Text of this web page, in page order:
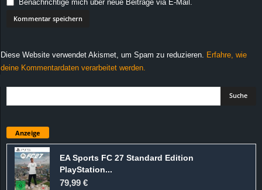
Benachrichtige mich über neue Beiträge via E-Mail.
Diese Website verwendet Akismet, um Spam zu reduzieren.
Erfahre, wie
deine Kommentardaten verarbeitet werden.
Anzeige
EA Sports FC 27 Standard Edition
PlayStation...
79,99 €